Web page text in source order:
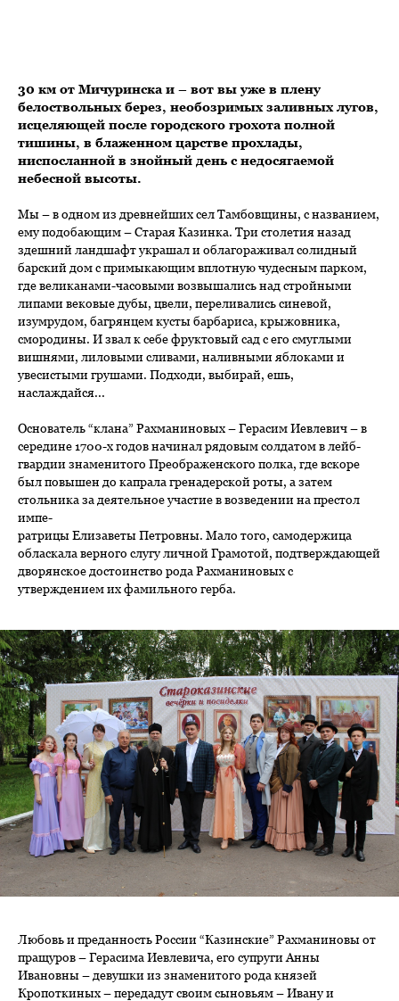
30 км от Мичуринска и – вот вы уже в плену
белоствольных берез, необозримых заливных лугов,
исцеляющей после городского грохота полной
тишины, в блаженном царстве прохлады,
ниспосланной в знойный день с недосягаемой
небесной высоты.
Мы – в одном из древнейших сел Тамбовщины, с названием,
ему подобающим – Старая Казинка. Три столетия назад
здешний ландшафт украшал и облагораживал солидный
барский дом с примыкающим вплотную чудесным парком,
где великанами-часовыми возвышались над стройными
липами вековые дубы, цвели, переливались синевой,
изумрудом, багрянцем кусты барбариса, крыжовника,
смородины. И звал к себе фруктовый сад с его смуглыми
вишнями, лиловыми сливами, наливными яблоками и
увесистыми грушами. Подходи, выбирай, ешь,
наслаждайся...
Основатель “клана” Рахманиновых – Герасим Иевлевич – в
середине 1700-х годов начинал рядовым солдатом в лейб-
гвардии знаменитого Преображенского полка, где вскоре
был повышен до капрала гренадерской роты, а затем
стольника за деятельное участие в возведении на престол
импе-
ратрицы Елизаветы Петровны. Мало того, самодержица
обласкала верного слугу личной Грамотой, подтверждающей
дворянское достоинство рода Рахманиновых с
утверждением их фамильного герба.
Любовь и преданность России “Казинские” Рахманиновы от
пращуров – Герасима Иевлевича, его супруги Анны
Ивановны – девушки из знаменитого рода князей
Кропоткиных – передадут своим сыновьям – Ивану и